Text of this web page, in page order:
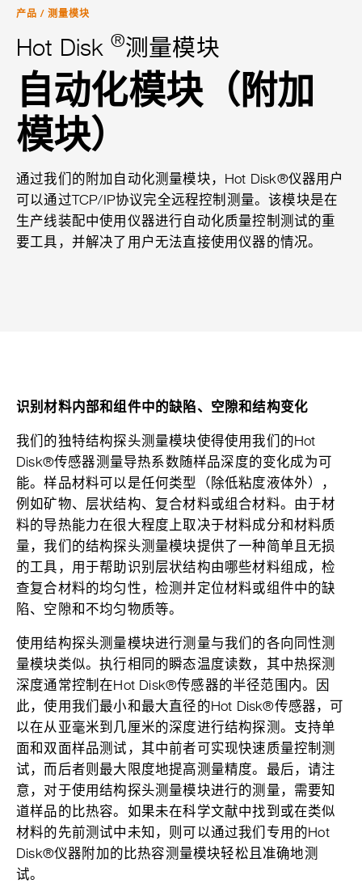
产品 / 测量模块
Hot Disk ®测量模块
自动化模块（附加
模块）
通过我们的附加自动化测量模块，Hot Disk®仪器用户
可以通过TCP/IP协议完全远程控制测量。该模块是在
生产线装配中使用仪器进行自动化质量控制测试的重
要工具，并解决了用户无法直接使用仪器的情况。
识别材料内部和组件中的缺陷、空隙和结构变化
我们的独特结构探头测量模块使得使用我们的Hot
Disk®传感器测量导热系数随样品深度的变化成为可
能。样品材料可以是任何类型（除低粘度液体外），
例如矿物、层状结构、复合材料或组合材料。由于材
料的导热能力在很大程度上取决于材料成分和材料质
量，我们的结构探头测量模块提供了一种简单且无损
的工具，用于帮助识别层状结构由哪些材料组成，检
查复合材料的均匀性，检测并定位材料或组件中的缺
陷、空隙和不均匀物质等。
使用结构探头测量模块进行测量与我们的各向同性测
量模块类似。执行相同的瞬态温度读数，其中热探测
深度通常控制在Hot Disk®传感器的半径范围内。因
此，使用我们最小和最大直径的Hot Disk®传感器，可
以在从亚毫米到几厘米的深度进行结构探测。支持单
面和双面样品测试，其中前者可实现快速质量控制测
试，而后者则最大限度地提高测量精度。最后，请注
意，对于使用结构探头测量模块进行的测量，需要知
道样品的比热容。如果未在科学文献中找到或在类似
材料的先前测试中未知，则可以通过我们专用的Hot
Disk®仪器附加的比热容测量模块轻松且准确地测
试。